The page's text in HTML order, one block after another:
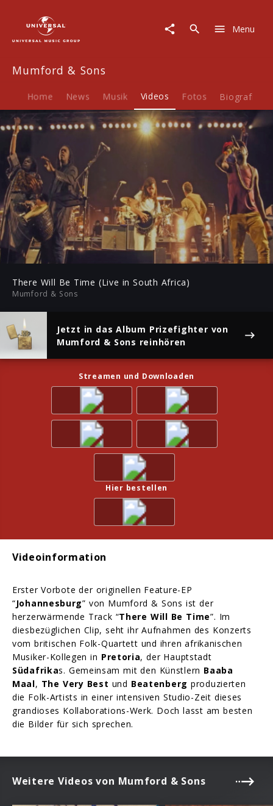
Be
Time
(Live
South
Africa)
Menu
Mumford & Sons
Home News Musik Videos Fotos Biografie
Play
-04:36
Mute
Play
There Will Be Time (Live in South Africa)
Mumford & Sons
Jetzt in das Album Prizefighter von
Mumford & Sons reinhören
Streamen und Downloaden
Hier bestellen
Videoinformation
Erster Vorbote der originellen Feature-EP
“Johannesburg” von Mumford & Sons ist der
herzerwärmende Track “There Will Be Time”. Im
diesbezüglichen Clip, seht ihr Aufnahmen des Konzerts
vom britischen Folk-Quartett und ihren afrikanischen
Musiker-Kollegen in Pretoria, der Hauptstadt
Südafrikas. Gemeinsam mit den Künstlern Baaba
Maal, The Very Best und Beatenberg produzierten
die Folk-Artists in einer intensiven Studio-Zeit dieses
grandioses Kollaborations-Werk. Doch lasst am besten
die Bilder für sich sprechen.
Weitere Videos von Mumford & Sons